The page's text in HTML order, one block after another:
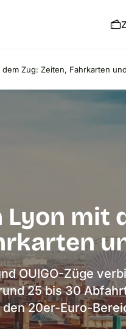
dem Zug: Zeiten, Fahrkarten
Lyon mit
OUIGO-Züge
25 bis 30
20er-Euro-